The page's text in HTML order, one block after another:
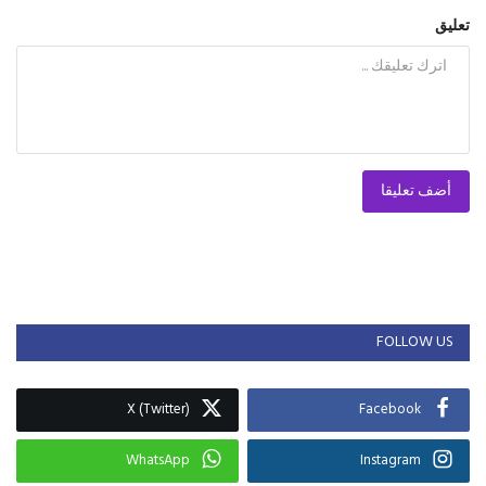
تعليق
أضف تعليقا
FOLLOW US
Facebook
X (Twitter)
Instagram
WhatsApp